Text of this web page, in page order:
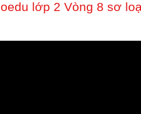
lớp 2 Vòng 8 sơ